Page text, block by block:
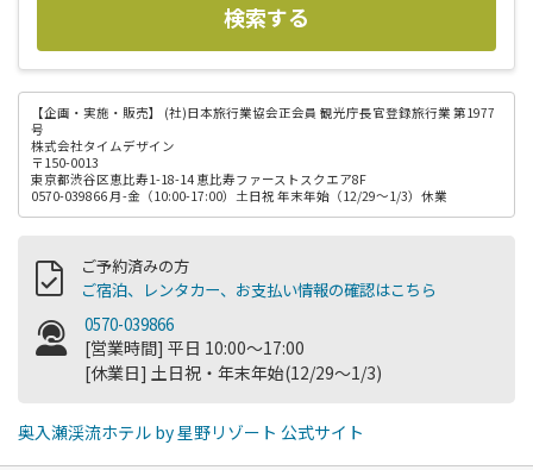
検索する
【企画・実施・販売】
(社)日本旅行業協会正会員 観光庁長官登録旅行業 第1977
号
株式会社タイムデザイン
〒150-0013
東京都渋谷区恵比寿1-18-14 恵比寿ファーストスクエア8F
0570-039866 月-金（10:00-17:00）土日祝 年末年始（12/29～1/3）休業
ご予約済みの方
ご宿泊、レンタカー、お支払い情報の確認はこちら
0570-039866
[営業時間] 平日 10:00～17:00
[休業日] 土日祝・年末年始(12/29～1/3)
奥入瀬渓流ホテル by 星野リゾート 公式サイト